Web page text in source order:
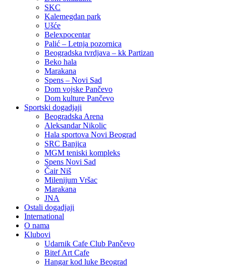
SKC
Kalemegdan park
Ušće
Belexpocentar
Palić – Letnja pozornica
Beogradska tvrdjava – kk Partizan
Beko hala
Marakana
Spens – Novi Sad
Dom vojske Pančevo
Dom kulture Pančevo
Sportski dogadjaji
Beogradska Arena
Aleksandar Nikolic
Hala sportova Novi Beograd
SRC Banjica
MGM teniski kompleks
Spens Novi Sad
Čair Niš
Milenijum Vršac
Marakana
JNA
Ostali dogadjaji
International
O nama
Klubovi
Udarnik Cafe Club Pančevo
Bitef Art Cafe
Hangar kod luke Beograd